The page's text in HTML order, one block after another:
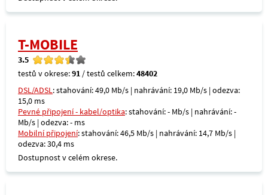
T-MOBILE
3.5
testů v okrese:91 / testů celkem:48402
DSL/ADSL: stahování: 49,0 Mb/s | nahrávání: 19,0 Mb/s | odezva:
15,0 ms
Pevné připojení - kabel/optika: stahování: - Mb/s | nahrávání: -
Mb/s | odezva: - ms
Mobilní připojení: stahování: 46,5 Mb/s | nahrávání: 14,7 Mb/s |
odezva: 30,4 ms
Dostupnost v celém okrese.